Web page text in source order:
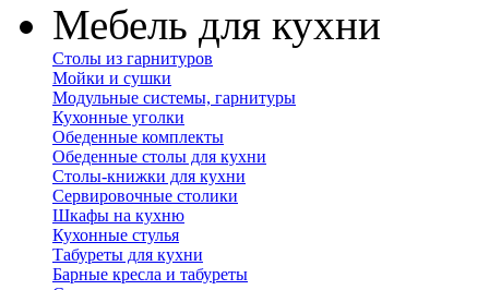
Мебель для кухни
Столы из гарнитуров
Мойки и сушки
Модульные системы, гарнитуры
Кухонные уголки
Обеденные комплекты
Обеденные столы для кухни
Столы-книжки для кухни
Сервировочные столики
Шкафы на кухню
Кухонные стулья
Табуреты для кухни
Барные кресла и табуреты